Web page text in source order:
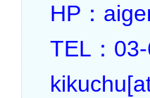
HP：
TEL：